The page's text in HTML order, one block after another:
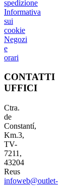
spedizione
Informativa
sui
cookie
Negozi
e
orari
CONTATTI
UFFICI
Ctra.
de
Constantí,
Km.3,
TV-
7211,
43204
Reus
infoweb@outlet-